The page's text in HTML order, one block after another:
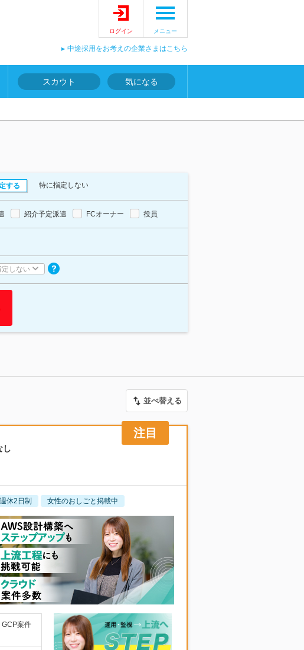
ログイン メニュー
中途採用をお考えの企業さまはこちら
スカウト 気になる
する 特に指定しない
紹介予定派遣 FCオーナー 役員
しない
並べ替える
し
休2日制 女性のおしごと掲載中
案件